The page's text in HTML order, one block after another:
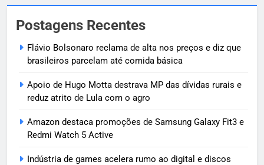
Postagens Recentes
Flávio Bolsonaro reclama de alta nos preços e diz que
brasileiros parcelam até comida básica
Apoio de Hugo Motta destrava MP das dívidas rurais e
reduz atrito de Lula com o agro
Amazon destaca promoções de Samsung Galaxy Fit3 e
Redmi Watch 5 Active
Indústria de games acelera rumo ao digital e discos